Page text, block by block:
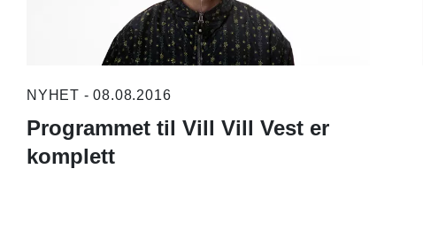
NYHET - 08.08.2016
Programmet til Vill Vill Vest er
komplett